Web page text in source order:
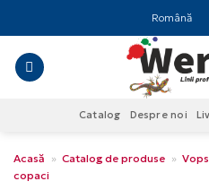
to
content
Română
Catalog Despre noi
Acasă » Catalog de produse »
copaci